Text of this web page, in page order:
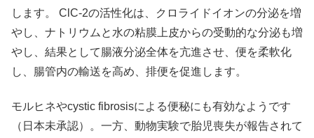
します。 ClC-2の活性化は、クロライドイオンの分泌を増
やし、ナトリウムと水の粘膜上皮からの受動的な分泌も増
やし、結果として腸液分泌全体を亢進させ、便を柔軟化
し、腸管内の輸送を高め、排便を促進します。
モルヒネやcystic fibrosisによる便秘にも有効なようです
（日本未承認）。一方、動物実験で胎児喪失が報告されて